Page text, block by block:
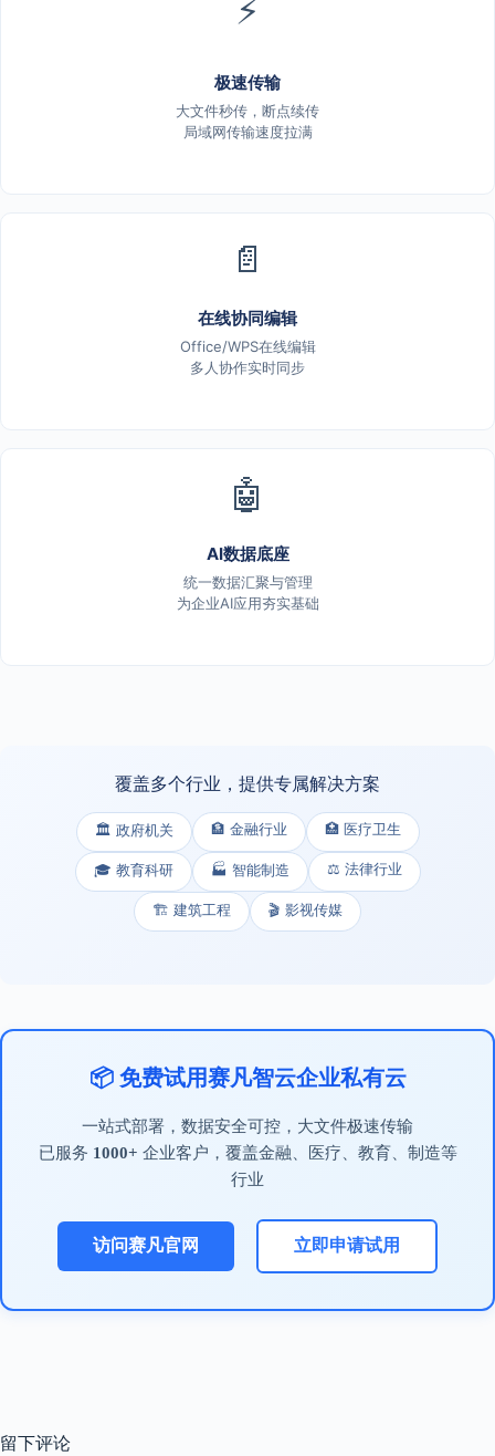
⚡
极速传输
大文件秒传，断点续传
局域网传输速度拉满
📄
在线协同编辑
Office/WPS在线编辑
多人协作实时同步
🤖
AI数据底座
统一数据汇聚与管理
为企业AI应用夯实基础
覆盖多个行业，提供专属解决方案
🏛️ 政府机关 🏦 金融行业 🏥 医疗卫生
🎓 教育科研 🏭 智能制造 ⚖️ 法律行业
🏗️ 建筑工程 🎬 影视传媒
📦 免费试用赛凡智云企业私有云
一站式部署，数据安全可控，大文件极速传输
已服务 1000+ 企业客户，覆盖金融、医疗、教育、制造等
行业
访问赛凡官网 立即申请试用
留下评论